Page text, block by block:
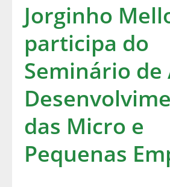
Jorginho
participa do
Seminário de
das Micro e
Pequenas